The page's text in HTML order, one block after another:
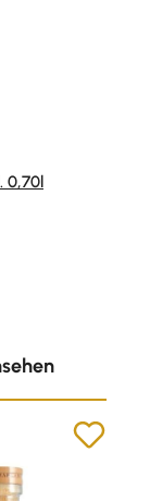
5 Sternen
0,70l